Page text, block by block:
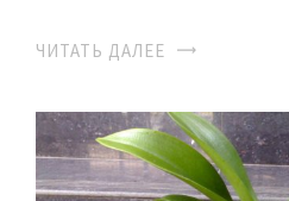
ЧИТАТЬ ДАЛЕЕ